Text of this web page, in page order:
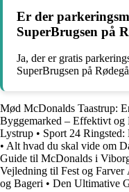
Er der
SuperBrugsen på
Ja, der er gratis
SuperBrugsen på
Mød McDonalds Taastrup:
Byggemarked – Effektivt og
Lystrup • Sport 24
• Alt hvad du skal vide om
Guide til McDonalds i
Vejledning til Fest og Farver
og Bageri • Den Ultimative